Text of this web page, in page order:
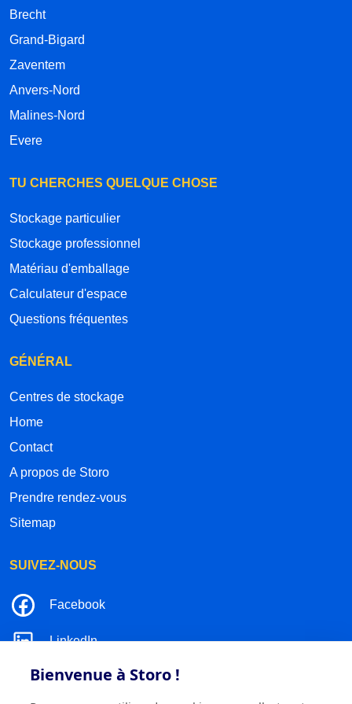
Bienvenue à Storo !
Brecht
Grand-Bigard
Zaventem
Anvers-Nord
Malines-Nord
Evere
TU CHERCHES QUELQUE CHOSE
Stockage particulier
Stockage professionnel
Matériau d'emballage
Calculateur d'espace
Questions fréquentes
GÉNÉRAL
Centres de stockage
Home
Contact
A propos de Storo
Prendre rendez-vous
Sitemap
SUIVEZ-NOUS
Facebook
LinkedIn
Instagram